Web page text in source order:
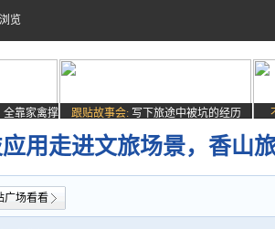
览
全靠家禽撑
跟贴故事会: 写下旅途中被坑的经历
用走进文旅场景，香山
广场看看